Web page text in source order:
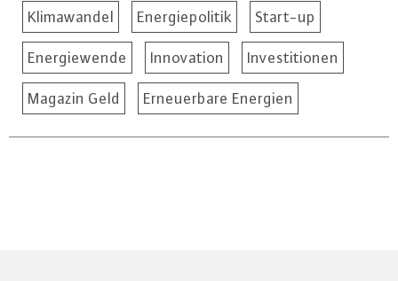
Klimawandel Energiepolitik Start-up
Energiewende Innovation Investitionen
Magazin Geld Erneuerbare Energien